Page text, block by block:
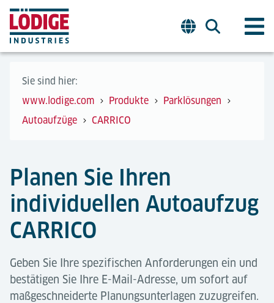
Sie sind hier:
www.lodige.com
Produkte
Parklösungen
Autoaufzüge
CARRICO
Planen Sie Ihren
individuellen Autoaufzug
CARRICO
Geben Sie Ihre spezifischen Anforderungen ein und
bestätigen Sie Ihre E-Mail-Adresse, um sofort auf
maßgeschneiderte Planungsunterlagen zuzugreifen.